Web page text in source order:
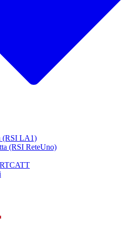
(RSI LA1)
(RSI ReteUno)